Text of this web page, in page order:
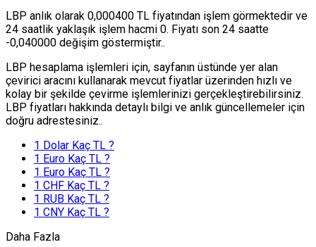
LBP anlık olarak 0,000400 TL fiyatından işlem görmektedir ve
24 saatlik yaklaşık işlem hacmi 0. Fiyatı son 24 saatte
-0,040000 değişim göstermiştir..
LBP hesaplama işlemleri için, sayfanın üstünde yer alan
çevirici aracını kullanarak mevcut fiyatlar üzerinden hızlı ve
kolay bir şekilde çevirme işlemlerinizi gerçekleştirebilirsiniz.
LBP fiyatları hakkında detaylı bilgi ve anlık güncellemeler için
doğru adrestesiniz..
1 Dolar Kaç TL ?
1 Euro Kaç TL ?
1 Euro Kaç TL ?
1 CHF Kaç TL ?
1 RUB Kaç TL ?
1 CNY Kaç TL ?
Daha Fazla